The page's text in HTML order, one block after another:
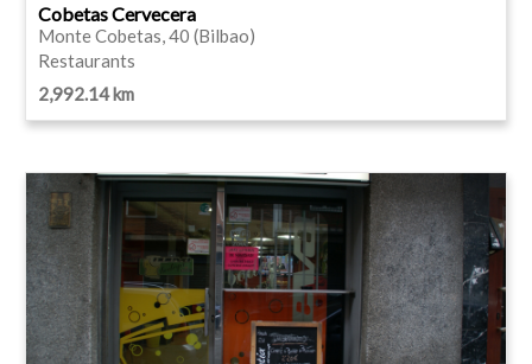
Cobetas Cervecera
Monte Cobetas, 40 (Bilbao)
Restaurants
2,992.14 km